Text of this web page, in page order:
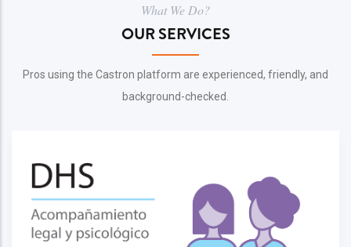
What We Do?
OUR SERVICES
Pros using the Castron platform are experienced, friendly, and
background-checked.